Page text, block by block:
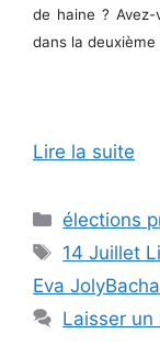
de haine ?
dans la
Lire la suite
Catégories
élections
Étiquettes
14 Juillet
Eva
Laisser un